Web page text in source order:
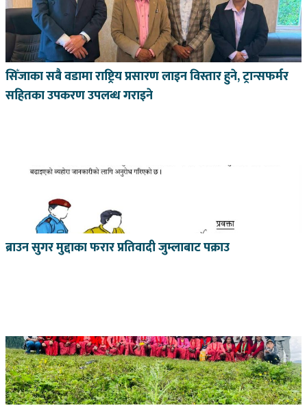
सिँजाका सबै वडामा राष्ट्रिय प्रसारण लाइन विस्तार हुने, ट्रान्सफर्मर
सहितका उपकरण उपलब्ध गराइने
ब्राउन सुगर मुद्दाका फरार प्रतिवादी जुम्लाबाट पक्राउ